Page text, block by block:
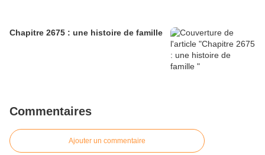
Chapitre 2675 : une histoire de famille
Commentaires
Ajouter un commentaire